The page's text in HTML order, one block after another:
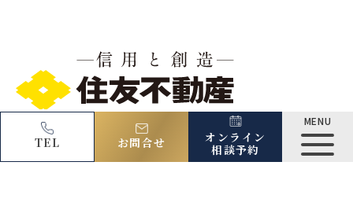
Copyright (C) 2025 Sumitomo Realty & Development Co., Ltd.
TEL お問合せ
オンライン
相談予約
MENU